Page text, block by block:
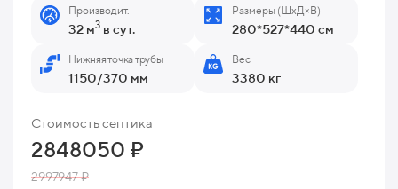
Производит.
32 м3 в сут.
Размеры (ШхД×В)
280*527*440 см
Нижняя точка трубы
1150/370 мм
Вес
3380 кг
Стоимость септика
2848050 ₽
2997947 ₽